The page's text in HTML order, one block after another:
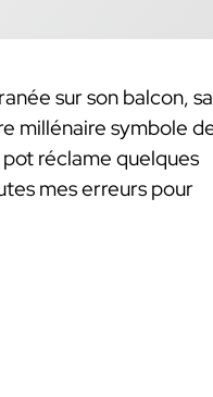
sur son balcon, sa
millénaire symbole
pot réclame quelques
mes erreurs pour